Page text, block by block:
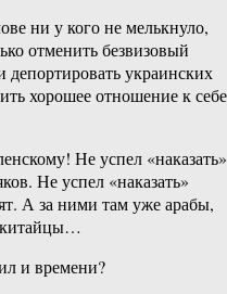
ни у кого не мелькнуло,
отменить безвизовый
украинских
хорошее отношение к
Не успел «наказать»
Не успел «наказать»
А за ними там уже арабы,
китайцы…
и времени?